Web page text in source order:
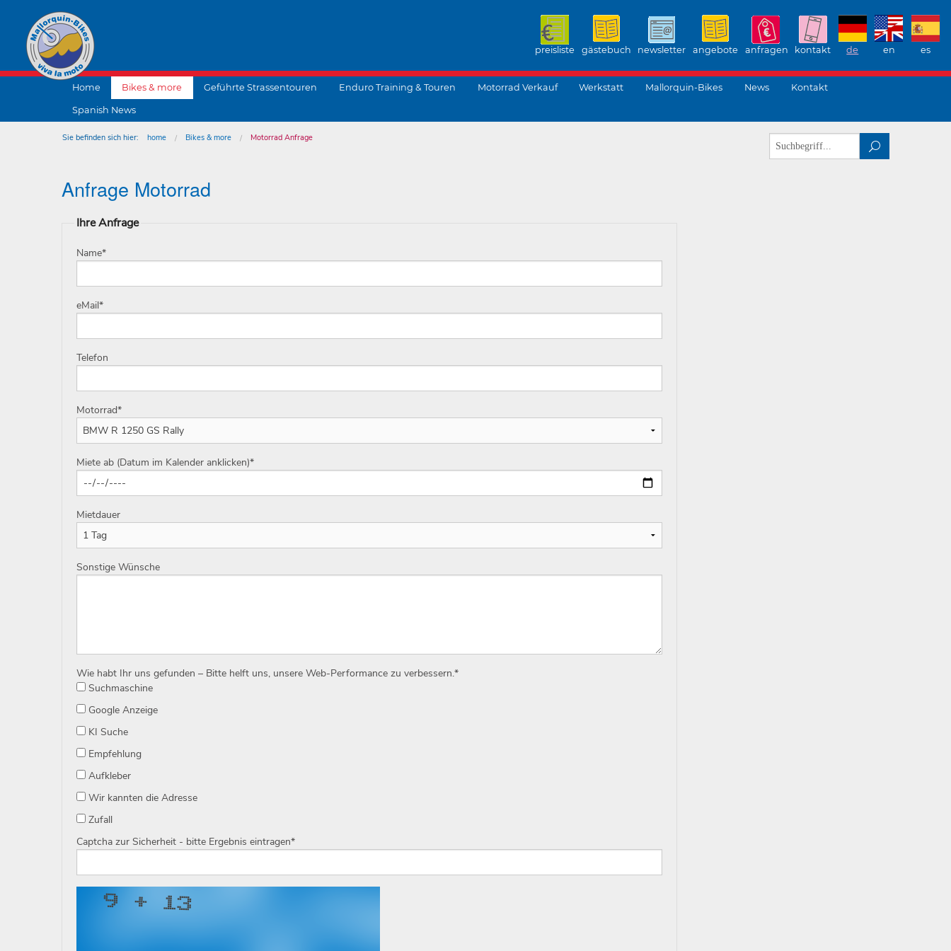
preisliste gästebuch newsletter angebote anfragen kontakt de en es
Home Bikes & more Geführte Strassentouren Enduro Training & Touren Motorrad Verkauf Werkstatt Mallorquin-Bikes News Kontakt
Spanish News
Sie befinden sich hier: home Bikes & more
Motorrad Anfrage
Anfrage Motorrad
Ihre Anfrage
Name*
eMail*
Telefon
Motorrad*
Miete ab (Datum im Kalender anklicken)*
Mietdauer
Sonstige Wünsche
Wie habt Ihr uns gefunden – Bitte helft uns, unsere Web-Performance zu verbessern.*
Suchmaschine
Google Anzeige
KI Suche
Empfehlung
Aufkleber
Wir kannten die Adresse
Zufall
Captcha zur Sicherheit - bitte Ergebnis eintragen*